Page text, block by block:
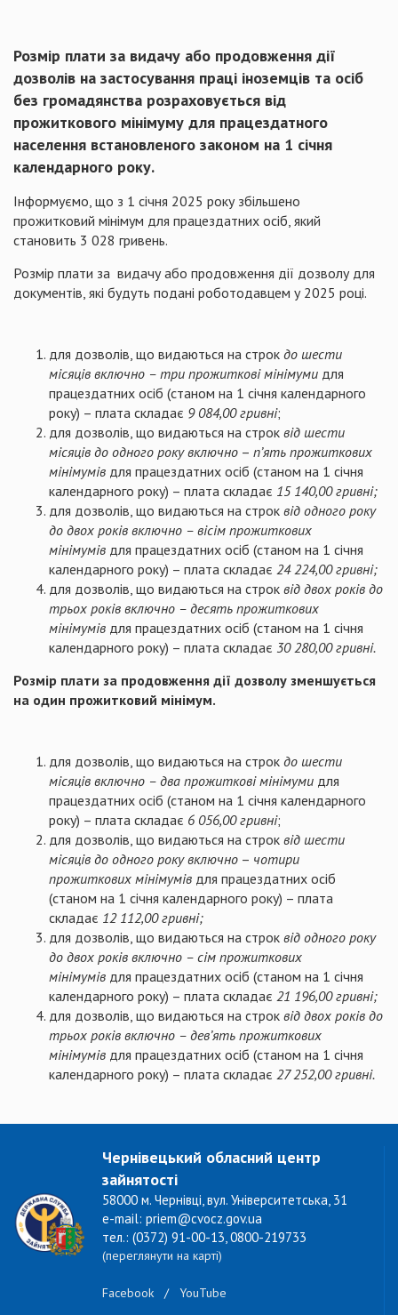
Розмір плати за видачу або продовження дії
дозволів на застосування праці іноземців та осіб
без громадянства розраховується від
прожиткового мінімуму для працездатного
населення встановленого законом на 1 січня
календарного року.
Інформуємо, що з 1 січня 2025 року збільшено
прожитковий мінімум для працездатних осіб, який
становить 3 028 гривень.
Розмір плати за видачу або продовження дії дозволу для
документів, які будуть подані роботодавцем у 2025 році.
для дозволів, що видаються на строк до шести
місяців включно – три прожиткові мінімуми для
працездатних осіб (станом на 1 січня календарного
року) – плата складає 9 084,00 гривні;
для дозволів, що видаються на строк від шести
місяців до одного року включно – п’ять прожиткових
мінімумів для працездатних осіб (станом на 1 січня
календарного року) – плата складає 15 140,00 гривні;
для дозволів, що видаються на строк від одного року
до двох років включно – вісім прожиткових
мінімумів для працездатних осіб (станом на 1 січня
календарного року) – плата складає 24 224,00 гривні;
для дозволів, що видаються на строк від двох років до
трьох років включно – десять прожиткових
мінімумів для працездатних осіб (станом на 1 січня
календарного року) – плата складає 30 280,00 гривні.
Розмір плати за продовження дії дозволу зменшується
на один прожитковий мінімум.
для дозволів, що видаються на строк до шести
місяців включно – два прожиткові мінімуми для
працездатних осіб (станом на 1 січня календарного
року) – плата складає 6 056,00 гривні;
для дозволів, що видаються на строк від шести
місяців до одного року включно – чотири
прожиткових мінімумів для працездатних осіб
(станом на 1 січня календарного року) – плата
складає 12 112,00 гривні;
для дозволів, що видаються на строк від одного року
до двох років включно – сім прожиткових
мінімумів для працездатних осіб (станом на 1 січня
календарного року) – плата складає 21 196,00 гривні;
для дозволів, що видаються на строк від двох років до
трьох років включно – дев’ять прожиткових
мінімумів для працездатних осіб (станом на 1 січня
календарного року) – плата складає 27 252,00 гривні.
Чернівецький обласний центр
зайнятості
58000 м. Чернівці, вул. Університетська, 31
e-mail: priem@cvocz.gov.ua
тел.: (0372) 91-00-13, 0800-219733
(переглянути на карті)
Facebook / YouTube